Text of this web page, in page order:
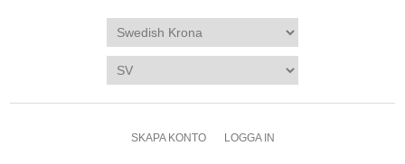
SKAPA KONTO LOGGA IN